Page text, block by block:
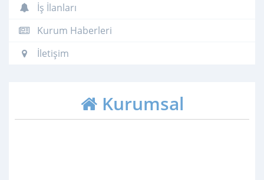
İş İlanları
Kurum Haberleri
İletişim
Kurumsal